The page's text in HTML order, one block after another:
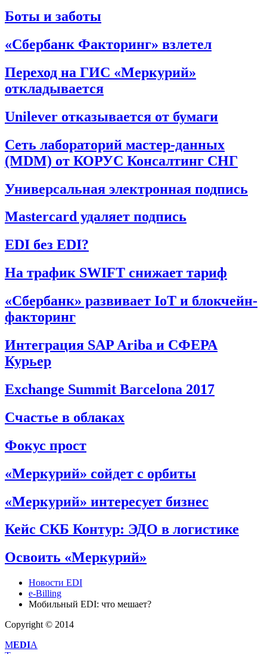
Боты и заботы
«Сбербанк Факторинг» взлетел
Переход на ГИС «Меркурий»
откладывается
Unilever отказывается от бумаги
Сеть лабораторий мастер-данных
(MDM) от КОРУС Консалтинг СНГ
Универсальная электронная подпись
Mastercard удаляет подпись
EDI без EDI?
На трафик SWIFT снижает тариф
«Сбербанк» развивает IoT и блокчейн-
факторинг
Интеграция SAP Ariba и СФЕРА
Курьер
Exchange Summit Barcelona 2017
Счастье в облаках
Фокус прост
«Меркурий» сойдет с орбиты
«Меркурий» интересует бизнес
Кейс СКБ Контур: ЭДО в логистике
Освоить «Меркурий»
Новости EDI
e-Billing
Мобильный EDI: что мешает?
Copyright © 2014
MEDIA